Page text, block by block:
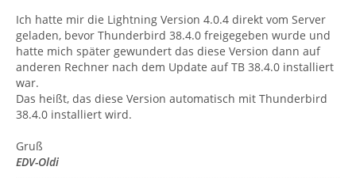
Ich hatte mir die Lightning Version 4.0.4 direkt vom Server
geladen, bevor Thunderbird 38.4.0 freigegeben wurde und
hatte mich später gewundert das diese Version dann auf
anderen Rechner nach dem Update auf TB 38.4.0 installiert
war.
Das heißt, das diese Version automatisch mit Thunderbird
38.4.0 installiert wird.
Gruß
EDV-Oldi